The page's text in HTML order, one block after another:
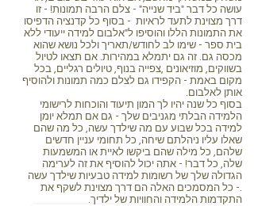
עושה כל דבר "ביד שנייה" - צלם הרבה תמונות! - זו
דרך מצוינת לתעד לראיות - בסוף כל קדנציה הדפיסו
את התמונות הללו והוסיפו ל"אלבום למידה ייעודי ללא
בית ספר - שימו לב לחודש/תאריך ולכל נושא שהוא
מכסה גם. זה גם יתמלא במהירות. אם תצאו לטיול
בשווקים, מוזיאונים ,צפייה בנוף, טיולים רגליים, בכל
מקום באמת - הקפידו גם לצלם כמה תמונות ולהוסיף
אותן לאלבום.
בסוף כל שנה יהיו לך המון תיעוד והוכחות לרישומי
הלמידה הבלתי מגניבים שלך - גם אם תמלא יומן
למידה בכל שבוע עם מה שילדך עשה, כל מה שהם
שאלו עליו ניהלתם שיחה, כל תחומי עניין חדשים
שלהם, כל מילה שהם ביקשו לאיית או המשמעות
שלה, כל דבר! - אתה יכול להוסיף את זה לערימה
הגדולה שלך של רשומות למידה טבעיות שילדך עשה
.- כל המסמכים האלה הם דרך מצוינת לשקף את
התקדמות הלמידה והחוויות של ילדיך.